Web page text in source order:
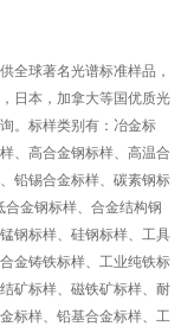
全球著名光谱标准样品，
日本，加拿大等国优质光
。标样类别有：冶金标
、高合金钢标样、高温合
铅锡合金标样、碳素钢标
金钢标样、合金结构钢
钢标样、硅钢标样、工具
金铸铁标样、工业纯铁标
矿标样、磁铁矿标样、耐
标样、铅基合金标样、工